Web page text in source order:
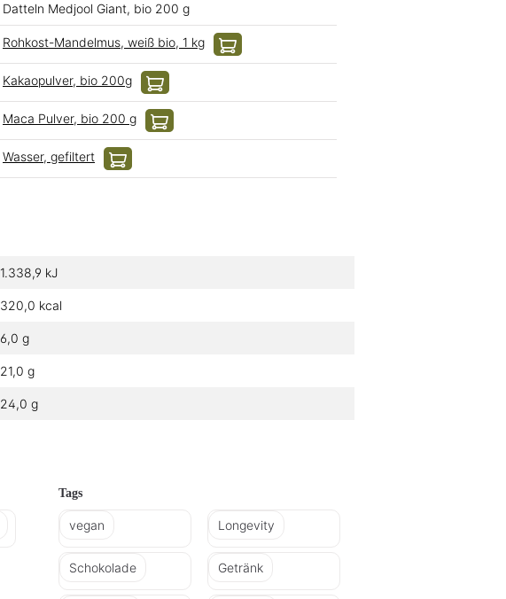
Datteln Medjool Giant, bio 200 g
Rohkost-Mandelmus, weiß bio, 1 kg
Kakaopulver, bio 200g
Maca Pulver, bio 200 g
Wasser, gefiltert
1.338,9 kJ
320,0 kcal
6,0 g
21,0 g
24,0 g
Tags
vegan Longevity
Schokolade Getränk